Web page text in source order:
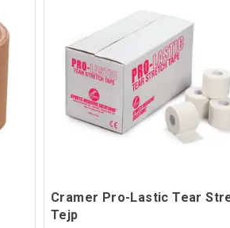
Cramer Pro-Lastic Tear
Tejp